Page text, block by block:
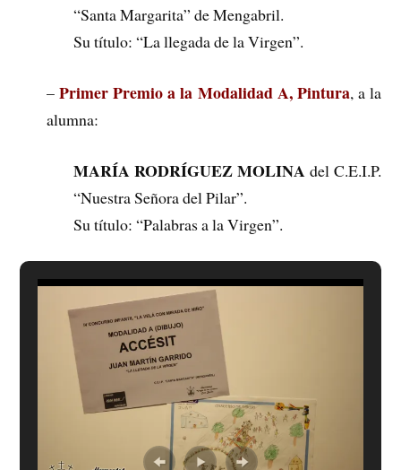
“Santa Margarita” de Mengabril.
Su título: “La llegada de la Virgen”.
–Primer Premio a la Modalidad A, Pintura, a la
alumna:
MARÍA RODRÍGUEZ MOLINA del C.E.I.P.
“Nuestra Señora del Pilar”.
Su título: “Palabras a la Virgen”.